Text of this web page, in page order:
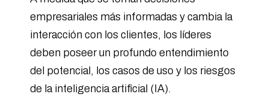
empresariales más informadas y cambia la
interacción con los clientes, los líderes
deben poseer un profundo entendimiento
del potencial, los casos de uso y los riesgos
de la inteligencia artificial (IA).